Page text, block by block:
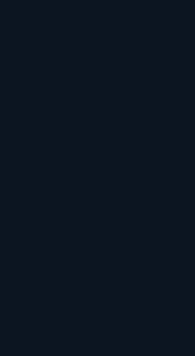
telefonu 62 735-51-05 lub